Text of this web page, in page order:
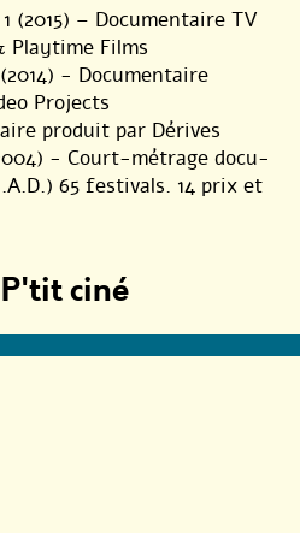
(2015) – Documentaire TV
Playtime Films
- Documentaire
Projects
produit par Dérives
- Court-métrage docu-
65 festivals. 14 prix et
ciné